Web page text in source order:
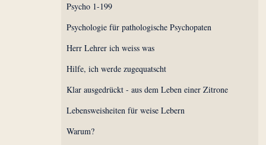
Psycho 1-199
Psychologie für pathologische Psychopaten
Herr Lehrer ich weiss was
Hilfe, ich werde zugequatscht
Klar ausgedrückt - aus dem Leben einer Zitrone
Lebensweisheiten für weise Lebern
Warum?